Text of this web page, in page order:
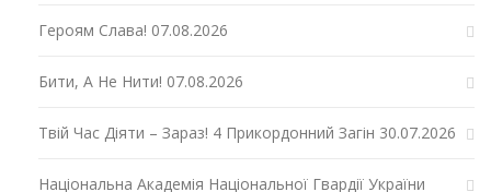
Героям Слава! 07.08.2026
Бити, А Не Нити! 07.08.2026
Твій Час Діяти – Зараз! 4 Прикордонний Загін 30.07.2026
Національна Академія Національної Гвардії України